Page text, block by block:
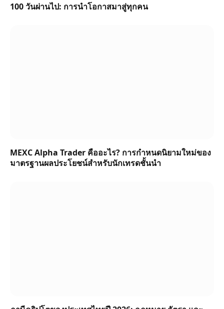
100 วันผ่านไป: การนำโอกาสมาสู่ทุกคน
MEXC Alpha Trader คืออะไร? การกำหนดนิยามใหม่ของ
มาตรฐานผลประโยชน์สำหรับนักเทรดชั้นนำ